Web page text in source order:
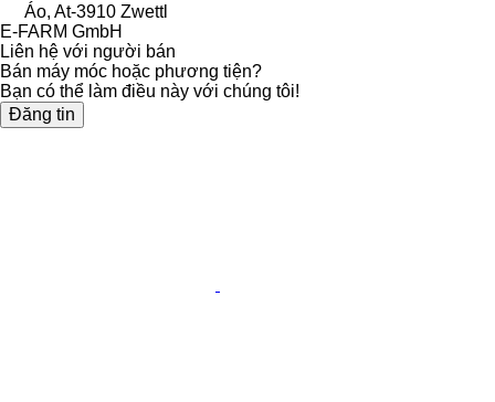
Áo, At-3910 Zwettl
E-FARM GmbH
Liên hệ với người bán
Bán máy móc hoặc phương tiện?
Bạn có thể làm điều này với chúng tôi!
Đăng tin